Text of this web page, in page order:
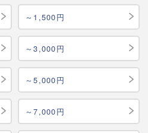
～1,500円
～3,000円
～5,000円
～7,000円